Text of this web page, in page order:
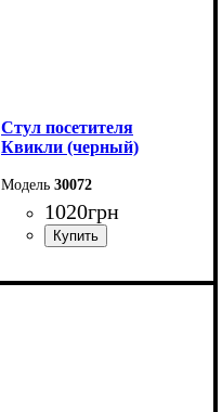
Стул посетителя
Квикли (черный)
30072
1020грн